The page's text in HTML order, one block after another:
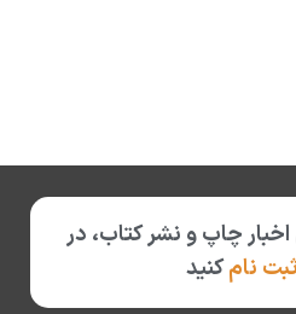
چاپ و نشر کتاب، در
ثبت نامکنید